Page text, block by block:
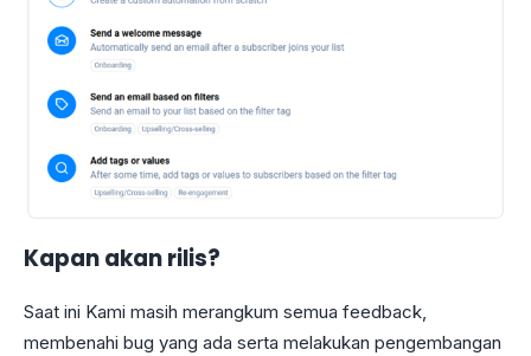
Kapan akan rilis?
Saat ini Kami masih merangkum semua feedback,
membenahi bug yang ada serta melakukan pengembangan